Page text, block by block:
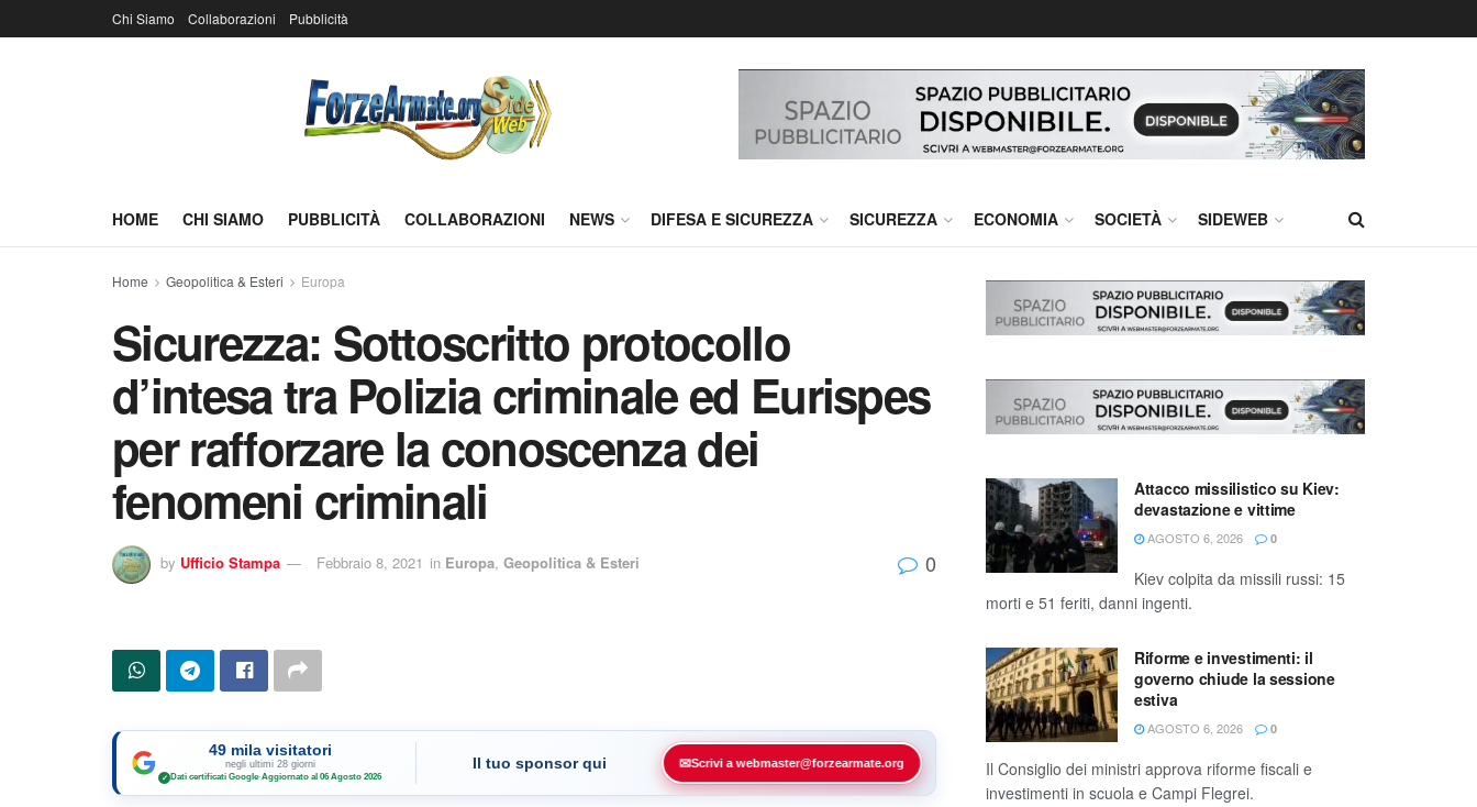
Chi Siamo Collaborazioni Pubblicità
HOME CHI SIAMO PUBBLICITÀ COLLABORAZIONI NEWS DIFESA E SICUREZZA SICUREZZA ECONOMIA SOCIETÀ SIDEWEB
Home Geopolitica & Esteri Europa
Sicurezza: Sottoscritto protocollo
d’intesa tra Polizia criminale ed Eurispes
per rafforzare la conoscenza dei
fenomeni criminali
by Ufficio Stampa Febbraio 8, 2021 in Europa, Geopolitica & Esteri 0
49 mila visitatori
negli ultimi 28 giorni
✓ Dati certificati Google·Aggiornato al 06 Agosto 2026
Il tuo sponsor qui ✉Scrivi a webmaster@forzearmate.org
Attacco missilistico su Kiev:
devastazione e vittime
AGOSTO 6, 2026 0
Kiev colpita da missili russi: 15
morti e 51 feriti, danni ingenti.
Riforme e investimenti: il
governo chiude la sessione
estiva
AGOSTO 6, 2026 0
Il Consiglio dei ministri approva riforme fiscali e
investimenti in scuola e Campi Flegrei.